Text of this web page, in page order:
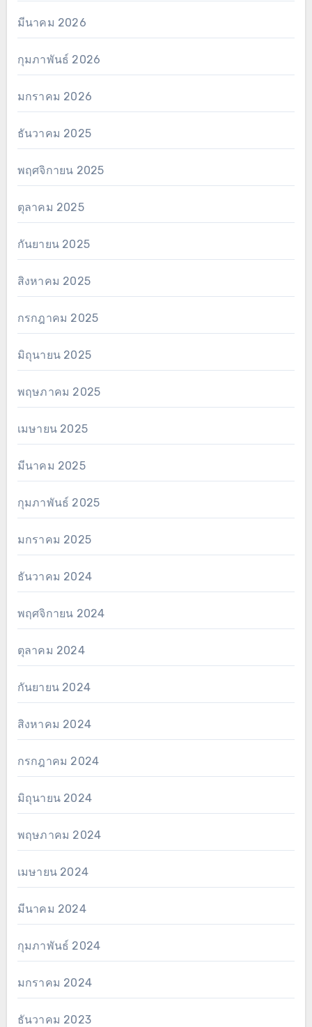
มีนาคม 2026
กุมภาพันธ์ 2026
มกราคม 2026
ธันวาคม 2025
พฤศจิกายน 2025
ตุลาคม 2025
กันยายน 2025
สิงหาคม 2025
กรกฎาคม 2025
มิถุนายน 2025
พฤษภาคม 2025
เมษายน 2025
มีนาคม 2025
กุมภาพันธ์ 2025
มกราคม 2025
ธันวาคม 2024
พฤศจิกายน 2024
ตุลาคม 2024
กันยายน 2024
สิงหาคม 2024
กรกฎาคม 2024
มิถุนายน 2024
พฤษภาคม 2024
เมษายน 2024
มีนาคม 2024
กุมภาพันธ์ 2024
มกราคม 2024
ธันวาคม 2023